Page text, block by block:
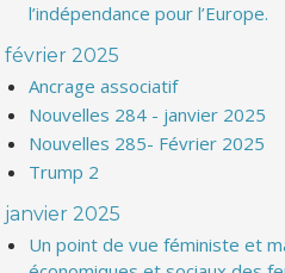
l’indépendance pour l’Europe.
février 2025
Ancrage associatif
Nouvelles 284 - janvier 2025
Nouvelles 285- Février 2025
Trump 2
janvier 2025
Un point de vue féministe et